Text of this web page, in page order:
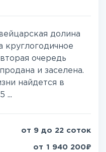
долина
круглогодичное
очередь
и заселена.
найдется в
...
от 9 до 22 соток
от 1 940 200₽